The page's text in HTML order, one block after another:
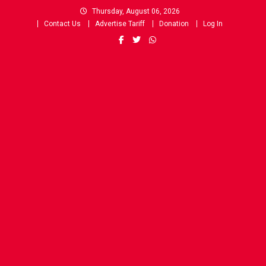
Thursday, August 06, 2026
Contact Us
Advertise Tariff Donation Log In